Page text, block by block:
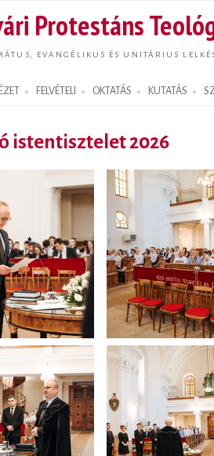
Protestáns
EVANGÉLIKUS ÉS UNITÁRIUS
FELVÉTELI OKTATÁS KUTATÁS
istentisztelet 2026